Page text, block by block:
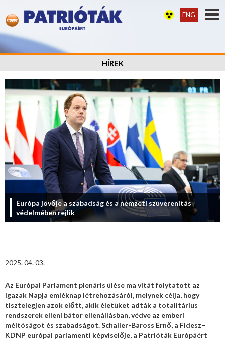
ENG
HÍREK
Európa jövője a szabadság és a nemzeti szuverenitás
védelmében rejlik
2025. 04. 03.
Az Európai Parlament plenáris ülése ma vitát folytatott az
Igazak Napja emléknap létrehozásáról, melynek célja, hogy
tisztelegjen azok előtt, akik életüket adták a totalitárius
rendszerek elleni bátor ellenállásban, védve az emberi
méltóságot és szabadságot. Schaller-Baross Ernő, a Fidesz–
KDNP európai parlamenti képviselője, a Patrióták Európáért